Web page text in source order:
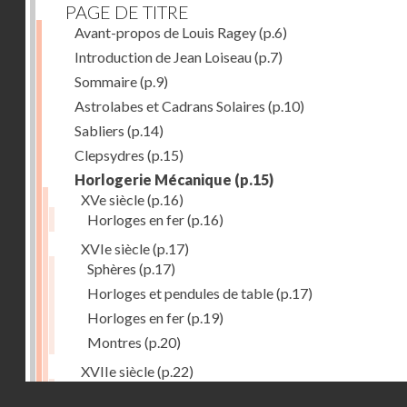
PAGE DE TITRE
Avant-propos de Louis Ragey(p.6)
Introduction de Jean Loiseau(p.7)
Sommaire(p.9)
Astrolabes et Cadrans Solaires (p.10)
Sabliers (p.14)
Clepsydres (p.15)
Horlogerie Mécanique (p.15)
XVe siècle(p.16)
Horloges en fer(p.16)
XVIe siècle(p.17)
Sphères (p.17)
Horloges et pendules de table(p.17)
Horloges en fer(p.19)
Montres (p.20)
XVIIe siècle(p.22)